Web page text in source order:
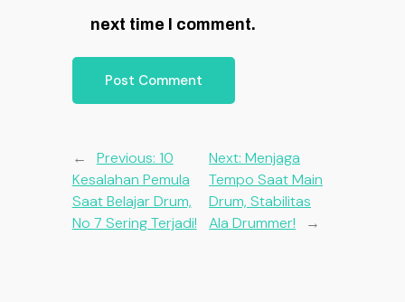
next time I comment.
← Previous: 10
Kesalahan Pemula
Saat Belajar Drum,
No 7 Sering Terjadi!
Next:Menjaga
Tempo Saat Main
Drum, Stabilitas
Ala Drummer!
→